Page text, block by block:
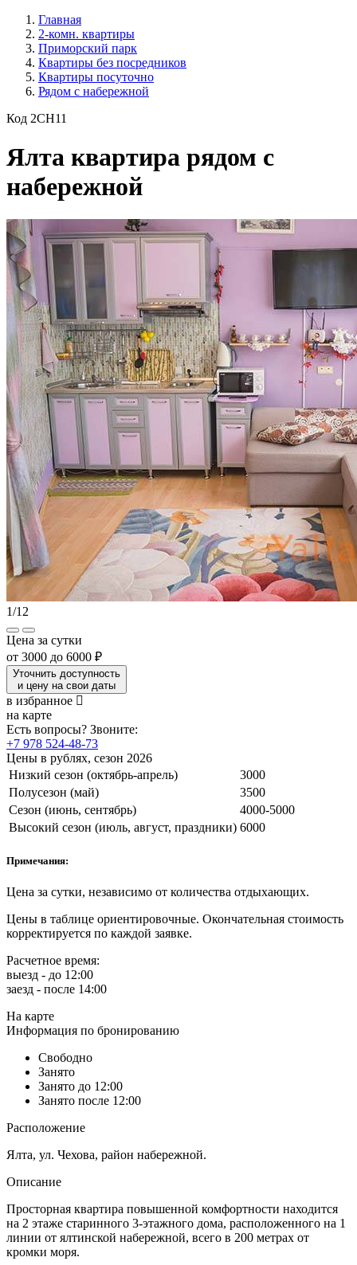
Главная
2-комн. квартиры
Приморский парк
Квартиры без посредников
Квартиры посуточно
Рядом с набережной
Код 2CH11
Ялта квартира рядом с
набережной
1/12
Цена за сутки
от 3000 до 6000 ₽
Уточнить доступность
и цену на свои даты
в избранное
на карте
Есть вопросы? Звоните:
+7 978 524-48-73
Цены в рублях, сезон 2026
Низкий сезон (октябрь-апрель)
3000
Полусезон (май)
3500
Сезон (июнь, сентябрь)
4000-5000
Высокий сезон (июль, август, праздники) 6000
Примечания:
Цена за сутки, независимо от количества отдыхающих.
Цены в таблице ориентировочные. Окончательная стоимость
корректируется по каждой заявке.
Расчетное время:
выезд - до 12:00
заезд - после 14:00
На карте
Информация по бронированию
Свободно
Занято
Занято до 12:00
Занято после 12:00
Расположение
Ялта, ул. Чехова, район набережной.
Описание
Просторная квартира повышенной комфортности находится
на 2 этаже старинного 3-этажного дома, расположенного на 1
линии от ялтинской набережной, всего в 200 метрах от
кромки моря.